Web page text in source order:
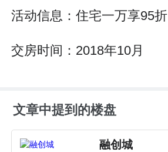
活动信息：住宅一万享95折
交房时间：2018年10月
文章中提到的楼盘
融创城